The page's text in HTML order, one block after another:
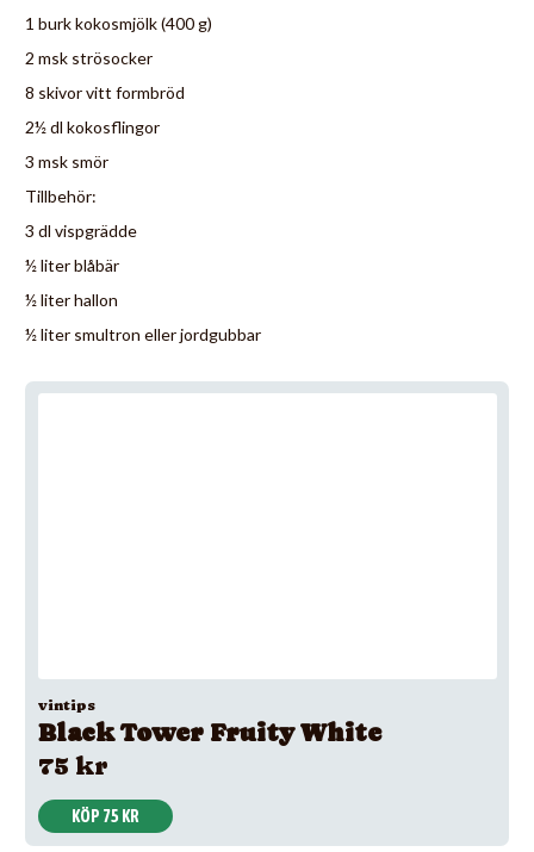
1 burk kokosmjölk (400 g)
2 msk strösocker
8 skivor vitt formbröd
2½ dl kokosflingor
3 msk smör
Tillbehör:
3 dl vispgrädde
½ liter blåbär
½ liter hallon
½ liter smultron eller jordgubbar
vintips
Black Tower Fruity White
75 kr
KÖP 75 KR